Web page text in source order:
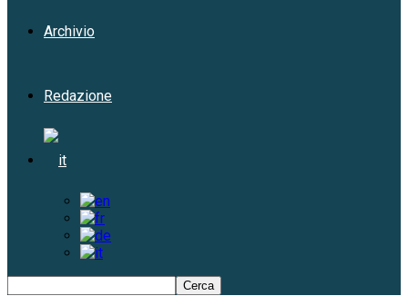
Archivio
Redazione